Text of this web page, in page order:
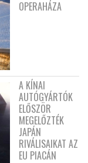
OPERAHÁZA
A KÍNAI
AUTÓGYÁRTÓK
ELŐSZÖR
MEGELŐZTÉK
JAPÁN
RIVÁLISAIKAT AZ
EU PIACÁN